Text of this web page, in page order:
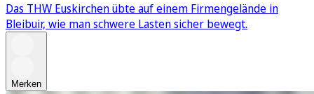
Das THW Euskirchen übte auf einem Firmengelände in
Bleibuir, wie man schwere Lasten sicher bewegt.
Merken